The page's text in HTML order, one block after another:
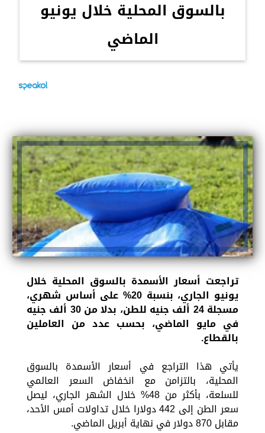
بالسوق المحلية خلال يونيو
الماضي
تراجعت أسعار الأسمدة بالسوق المحلية خلال
يونيو الجاري، بنسبة 20% على أساس شهري،
مسجلة 24 ألف جنيه للطن، بدلا من 30 ألف جنيه
في مايو الماضي، بحسب عدد من العاملين
بالقطاع.
يأتي هذا التراجع في أسعار الأسمدة بالسوق
المحلية، بالتزامن مع انخفاض السعر العالمي
للسلعة، بأكثر من 48% خلال الشهر الجاري، ليصل
سعر الطن إلى 442 دولارا خلال تداولات أمس الأحد،
مقابل 870 دولار في نهاية أبريل الماضي.